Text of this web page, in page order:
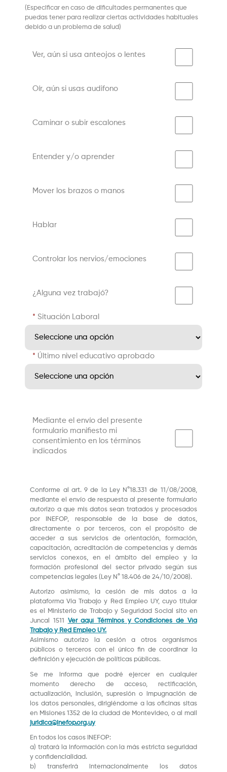
(Especificar en caso de dificultades permanentes que
puedas tener para realizar ciertas actividades habituales
debido a un problema de salud)
Ver, aún si usa anteojos o lentes
Oír, aún si usas audifono
Caminar o subir escalones
Entender y/o aprender
Mover los brazos o manos
Hablar
Controlar los nervios/emociones
¿Alguna vez trabajó?
Situación Laboral
Último nivel educativo aprobado
Mediante el envío del presente
formulario manifiesto mi
consentimiento en los términos
indicados
Conforme al art. 9 de la Ley N°18.331 de 11/08/2008,
mediante el envío de respuesta al presente formulario
autorizo a que mis datos sean tratados y procesados
por INEFOP, responsable de la base de datos,
directamente o por terceros, con el propósito de
acceder a sus servicios de orientación, formación,
capacitación, acreditación de competencias y demás
servicios conexos, en el ámbito del empleo y la
formación profesional del sector privado según sus
competencias legales (Ley N° 18.406 de 24/10/2008).
Autorizo asimismo, la cesión de mis datos a la
plataforma Vía Trabajo y Red Empleo UY, cuyo titular
es el Ministerio de Trabajo y Seguridad Social sito en
Juncal 1511 Ver aquí Términos y Condiciones de Vía
Trabajo y Red Empleo UY.
Asimismo autorizo la cesión a otros organismos
públicos o terceros con el único fin de coordinar la
definición y ejecución de políticas públicas.
Se me informa que podré ejercer en cualquier
momento derecho de acceso, rectificación,
actualización, inclusión, supresión o impugnación de
los datos personales, dirigiéndome a las oficinas sitas
en Misiones 1352 de la ciudad de Montevideo, o al mail
juridica@inefop.org.uy
En todos los casos INEFOP:
a) tratará la información con la más estricta seguridad
y confidencialidad.
b) transferirá internacionalmente los datos